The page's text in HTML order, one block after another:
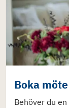
Boka
Behöver du